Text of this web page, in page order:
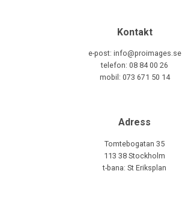
Kontakt
e-post: info@proimages.se
telefon: 08 84 00 26
mobil: 073 671 50 14
Adress
Tomtebogatan 35
113 38 Stockholm
t-bana: St Eriksplan